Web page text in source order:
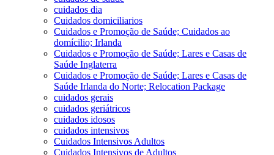
cuidados dia
Cuidados domiciliarios
Cuidados e Promoção de Saúde; Cuidados ao
domícilio; Irlanda
Cuidados e Promoção de Saúde; Lares e Casas de
Saúde Inglaterra
Cuidados e Promoção de Saúde; Lares e Casas de
Saúde Irlanda do Norte; Relocation Package
cuidados gerais
cuidados geriátricos
cuidados idosos
cuidados intensivos
Cuidados Intensivos Adultos
Cuidados Intensivos de Adultos